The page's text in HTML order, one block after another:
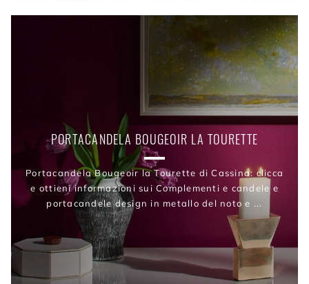
PORTACANDELA BOUGEOIR LA TOURETTE
Portacandela Bougeoir la Tourette di Cassina: clicca
e ottieni informazioni sui Complementi e candele e
portacandele design in metallo del noto e ...